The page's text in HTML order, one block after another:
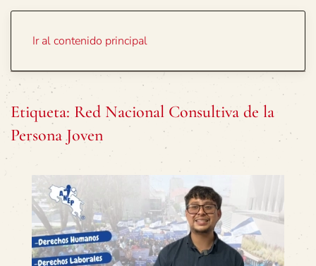
Ir al contenido principal
Etiqueta: Red Nacional Consultiva de la
Persona Joven